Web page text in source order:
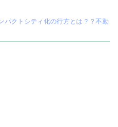
パクトシティ化の行方とは？？不動